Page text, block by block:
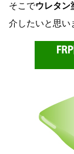
そこでウレタン
介したいと思い